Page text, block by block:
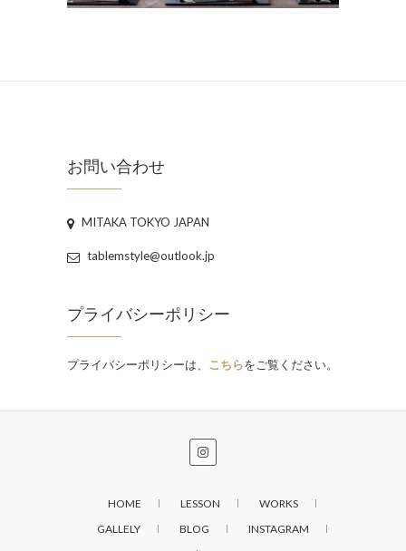
お問い合わせ
MITAKA TOKYO JAPAN
tablemstyle@outlook.jp
プライバシーポリシー
プライバシーポリシーは、 こちらをご覧ください。
HOME LESSON
WORKS
GALLELY
BLOG
INSTAGRAM